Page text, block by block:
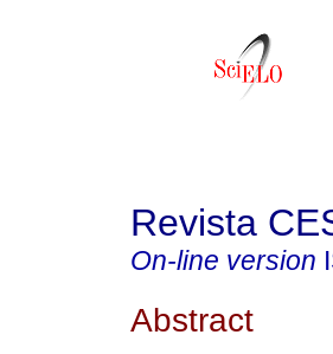
Revista
On-line version
Abstract